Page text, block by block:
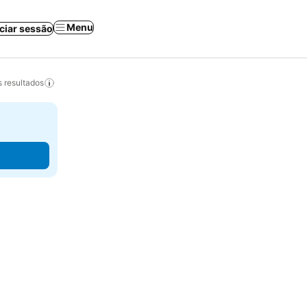
sessão Menu
resultados